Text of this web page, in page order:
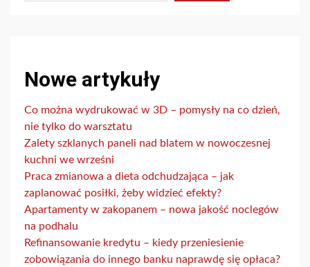
Nowe artykuły
Co można wydrukować w 3D – pomysły na co dzień,
nie tylko do warsztatu
Zalety szklanych paneli nad blatem w nowoczesnej
kuchni we wrześni
Praca zmianowa a dieta odchudzająca – jak
zaplanować posiłki, żeby widzieć efekty?
Apartamenty w zakopanem – nowa jakość noclegów
na podhalu
Refinansowanie kredytu – kiedy przeniesienie
zobowiązania do innego banku naprawdę się opłaca?